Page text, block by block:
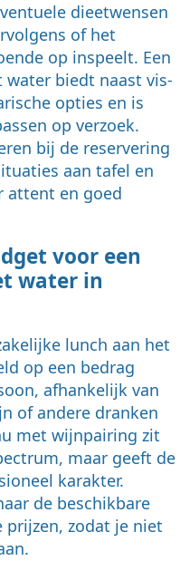
dieetwensen
of het
op inspeelt. Een
biedt naast vis-
opties en is
op verzoek.
bij de reservering
aan tafel en
attent en goed
voor een
water in
lunch aan het
op een bedrag
afhankelijk van
of andere dranken
met wijnpairing zit
maar geeft de
karakter.
de beschikbare
zodat je niet